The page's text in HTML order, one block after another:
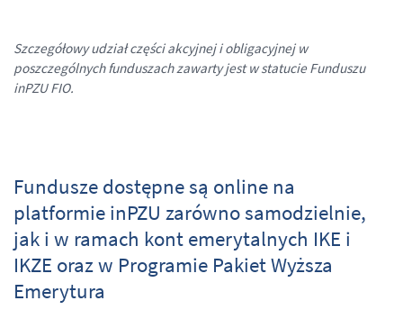
Szczegółowy udział części akcyjnej i obligacyjnej w
poszczególnych funduszach zawarty jest w statucie Funduszu
inPZU FIO.
Fundusze dostępne są online na
platformie inPZU zarówno samodzielnie,
jak i w ramach kont emerytalnych IKE i
IKZE oraz w Programie Pakiet Wyższa
Emerytura